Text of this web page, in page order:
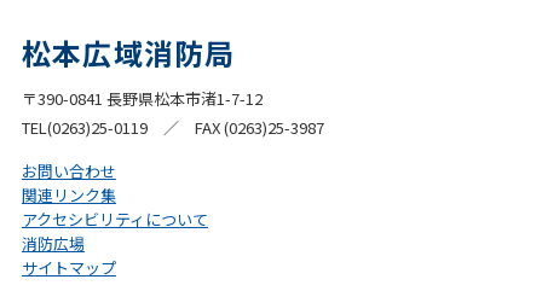
松本広域消防局
〒390-0841 長野県松本市渚1-7-12
TEL(0263)25-0119 ／ FAX (0263)25-3987
お問い合わせ
関連リンク集
アクセシビリティについて
消防広場
サイトマップ